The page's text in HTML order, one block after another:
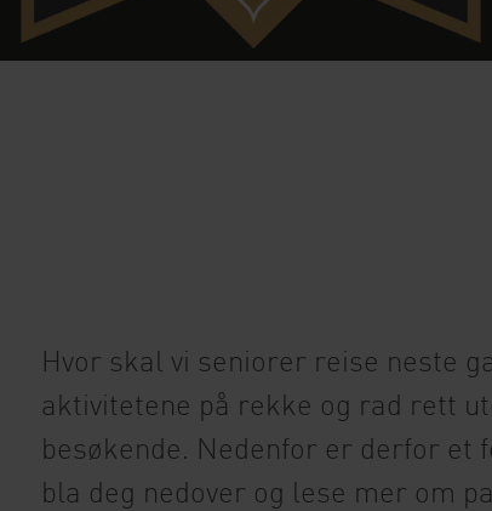
Hvor skal vi seniorer reise neste
aktivitetene på rekke og rad rett
besøkende. Nedenfor er derfor et
bla deg nedover og lese mer om